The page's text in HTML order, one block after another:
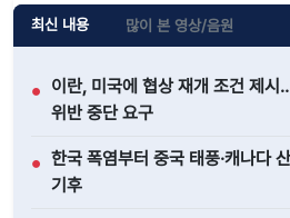
최신 내용 많이 본 영상/음원
● 이란, 미국에 협상 재개 조건 제시
위반 중단 요구
● 한국 폭염부터 중국 태풍·캐나다
기후